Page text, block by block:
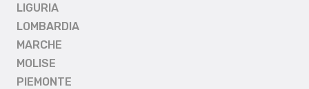
LIGURIA
LOMBARDIA
MARCHE
MOLISE
PIEMONTE